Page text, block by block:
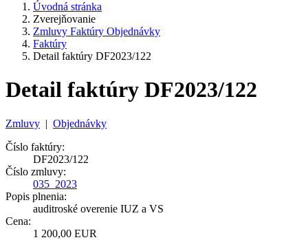
Úvodná stránka
Zverejňovanie
Zmluvy Faktúry Objednávky
Faktúry
Detail faktúry DF2023/122
Detail faktúry DF2023/122
Zmluvy | Objednávky
Číslo faktúry:
DF2023/122
Číslo zmluvy:
035_2023
Popis plnenia:
auditroské overenie IUZ a VS
Cena:
1 200,00 EUR